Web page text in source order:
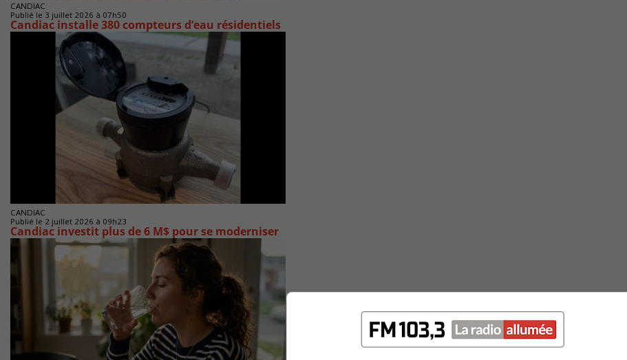
CANDIAC
Publié le 3 juillet 2026 à 07h50
Candiac installe 380 compteurs d’eau résidentiels
CANDIAC
Publié le 2 juillet 2026 à 09h23
Candiac investit plus de 6 M$ pour se moderniser